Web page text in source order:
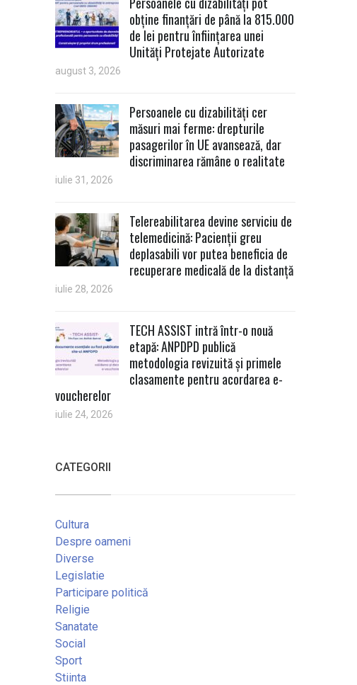
obține finanțări de până la 815.000
de lei pentru înființarea unei
Unități Protejate Autorizate
august 3, 2026
Persoanele cu dizabilități cer
măsuri mai ferme: drepturile
pasagerilor în UE avansează, dar
discriminarea rămâne o realitate
iulie 31, 2026
Telereabilitarea devine serviciu de
telemedicină: Pacienții greu
deplasabili vor putea beneficia de
recuperare medicală de la distanță
iulie 28, 2026
TECH ASSIST intră într-o nouă
etapă: ANPDPD publică
metodologia revizuită și primele
clasamente pentru acordarea e-
voucherelor
iulie 24, 2026
CATEGORII
Cultura
Despre oameni
Diverse
Legislatie
Participare politică
Religie
Sanatate
Social
Sport
Stiinta